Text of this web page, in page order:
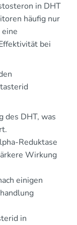
in DHT
häufig nur
bei
des DHT, was
Reduktase
Wirkung
einigen
in